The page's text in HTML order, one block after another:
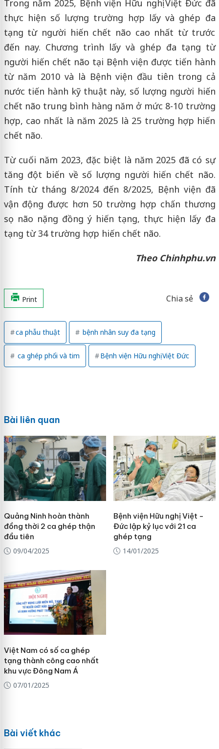
Trong năm 2025, Bệnh viện Hữu nghị Việt Đức đã
thực hiện số lượng trường hợp lấy và ghép đa
tạng từ người hiến chết não cao nhất từ trước
đến nay. Chương trình lấy và ghép đa tạng từ
người hiến chết não tại Bệnh viện được tiến hành
từ năm 2010 và là Bệnh viện đầu tiên trong cả
nước tiến hành kỹ thuật này, số lượng người hiến
chết não trung bình hàng năm ở mức 8-10 trường
hợp, cao nhất là năm 2025 là 25 trường hợp hiến
chết não.
Từ cuối năm 2023, đặc biệt là năm 2025 đã có sự
tăng đột biến về số lượng người hiến chết não.
Tính từ tháng 8/2024 đến 8/2025, Bệnh viện đã
vận động được hơn 50 trường hợp chấn thương
sọ não nặng đồng ý hiến tạng, thực hiện lấy đa
tạng từ 34 trường hợp hiến chết não.
Theo Chinhphu.vn
Print Chia sẻ
ca phẫu thuật bệnh nhân suy đa tạng
ca ghép phổi và tim Bệnh viện Hữu nghị Việt Đức
Bài liên quan
Quảng Ninh hoàn thành
đồng thời 2 ca ghép thận
đầu tiên
09/04/2025
Bệnh viện Hữu nghị Việt -
Đức lập kỷ lục với 21 ca
ghép tạng
14/01/2025
Việt Nam có số ca ghép
tạng thành công cao nhất
khu vực Đông Nam Á
07/01/2025
Bài viết khác